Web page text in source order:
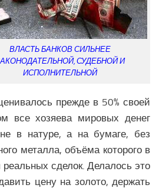
ВЛАСТЬ БАНКОВ СИЛЬНЕЕ
СУДЕБНОЙ И
ИСПОЛНИТЕЛЬНОЙ
прежде в 50% своей
все хозяева мировых денег
в натуре, а на бумаге, без
металла, объёма которого в
сделок. Делалось это
цену на золото, держать